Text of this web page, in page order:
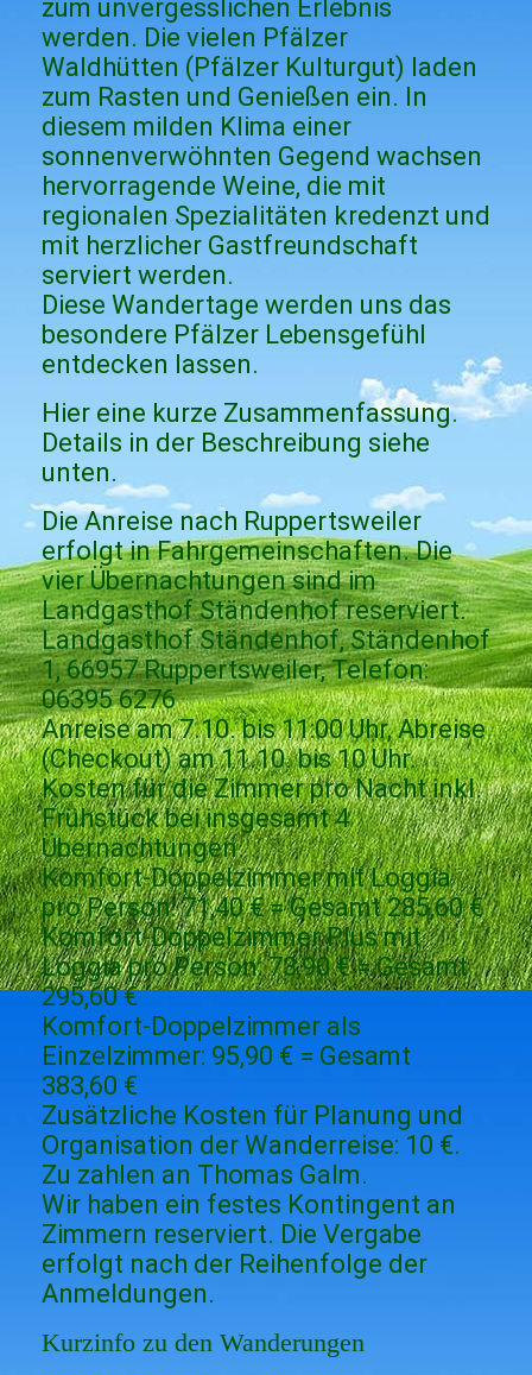
zum unvergesslichen Erlebnis
werden. Die vielen Pfälzer
Waldhütten (Pfälzer Kulturgut) laden
zum Rasten und Genießen ein. In
diesem milden Klima einer
sonnenverwöhnten Gegend wachsen
hervorragende Weine, die mit
regionalen Spezialitäten kredenzt und
mit herzlicher Gastfreundschaft
serviert werden.
Diese Wandertage werden uns das
besondere Pfälzer Lebensgefühl
entdecken lassen.
Hier eine kurze Zusammenfassung.
Details in der Beschreibung siehe
unten.
Die Anreise nach Ruppertsweiler
erfolgt in Fahrgemeinschaften. Die
vier Übernachtungen sind im
Landgasthof Ständenhof reserviert.
Landgasthof Ständenhof, Ständenhof
1, 66957 Ruppertsweiler, Telefon:
06395 6276
Anreise am 7.10. bis 11:00 Uhr, Abreise
(Checkout) am 11.10. bis 10 Uhr.
Kosten für die Zimmer pro Nacht inkl.
Frühstück bei insgesamt 4
Übernachtungen.
Komfort-Doppelzimmer mit Loggia
pro Person: 71,40 € = Gesamt 285,60 €
Komfort-Doppelzimmer Plus mit
Loggia pro Person: 73,90 € = Gesamt
295,60 €
Komfort-Doppelzimmer als
Einzelzimmer: 95,90 € = Gesamt
383,60 €
Zusätzliche Kosten für Planung und
Organisation der Wanderreise: 10 €.
Zu zahlen an Thomas Galm.
Wir haben ein festes Kontingent an
Zimmern reserviert. Die Vergabe
erfolgt nach der Reihenfolge der
Anmeldungen.
Kurzinfo zu den Wanderungen